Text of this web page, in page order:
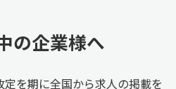
の企業様へ
を期に全国から求人の掲載を